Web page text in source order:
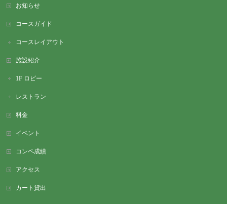
お知らせ
コースガイド
コースレイアウト
施設紹介
1F ロビー
レストラン
料金
イベント
コンペ成績
アクセス
カート貸出